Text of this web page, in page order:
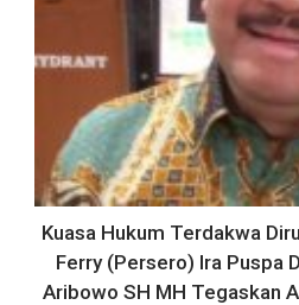
Kuasa Hukum Terdakwa
Ferry (Persero) Ira Puspa
Aribowo SH MH Tegaskan